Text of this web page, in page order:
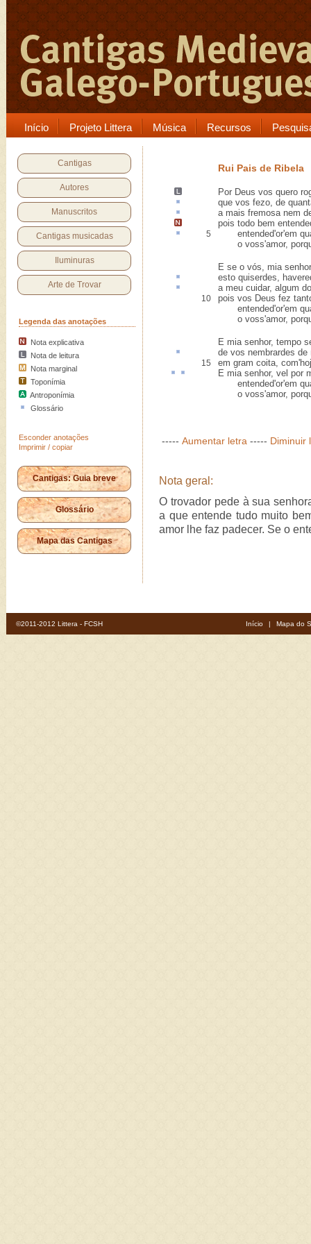
Início Projeto Littera Música Recursos
Cantigas
Autores
Manuscritos
Cantigas musicadas
Iluminuras
Arte de Trovar
Legenda das anotações
Nota explicativa
Nota de leitura
Nota marginal
Toponímia
Antroponímia
Glossário
Esconder anotações
Imprimir / copiar
Cantigas: Guia breve
Glossário
Mapa das Cantigas
Rui Pais de Ribela
Por Deus vos quero
que vos fezo, de
a mais fremosa nem
pois todo bem
5
entended'or'em
o voss'amor,
E se o vós, mia
esto quiserdes,
a meu cuidar, algum
10
pois vos Deus fez
entended'or'em
o voss'amor,
E mia senhor, tempo
de vos nembrardes de
15
em gram coita,
E mia senhor, vel por
entended'or'em
o voss'amor,
----- Aumentar letra ----- Diminuir
Nota geral:
O trovador pede à sua
a que entende tudo muito
amor lhe faz padecer. Se o
©2011-2012 Littera - FCSH Início | Mapa do